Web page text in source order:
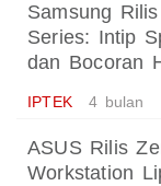
Samsung
Series: Intip
dan Bocoran
IPTEK 4 bulan
ASUS Rilis
Workstation